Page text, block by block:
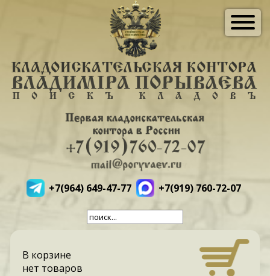
+7(964) 649-47-77 +7(919) 760-72-07
В корзине
нет товаров